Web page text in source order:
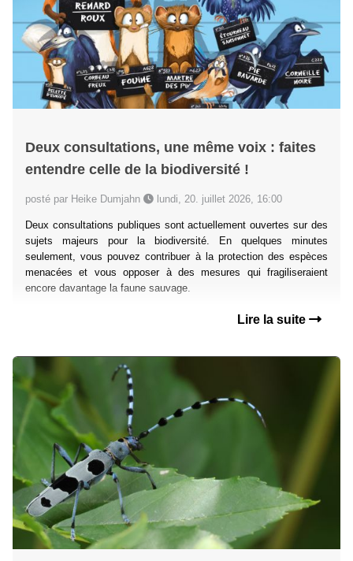
Deux consultations, une même voix : faites
entendre celle de la biodiversité !
posté par Heike Dumjahn lundi, 20. juillet 2026, 16:00
Deux consultations publiques sont actuellement ouvertes sur des
sujets majeurs pour la biodiversité. En quelques minutes
seulement, vous pouvez contribuer à la protection des espèces
menacées et vous opposer à des mesures qui fragiliseraient
encore davantage la faune sauvage.
Lire la suite